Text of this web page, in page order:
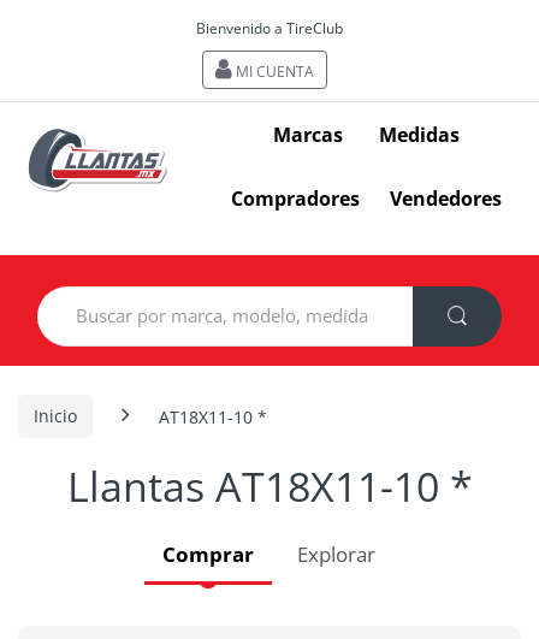
Bienvenido a TireClub
MI CUENTA
Marcas Medidas
Compradores Vendedores
Search
for:
Inicio AT18X11-10 *
Llantas AT18X11-10 *
Comprar Explorar